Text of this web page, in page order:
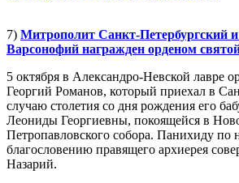
7) Митрополит Санкт-Петербургский
Варсонофий награжден орденом
5 октября в Александро-Невской лавре
Георгий Романов, который приехал в
случаю столетия со дня рождения его
Леониды Георгиевны, покоящейся в
Петропавловского собора. Панихиду по
благословению правящего архиерея
Назарий.